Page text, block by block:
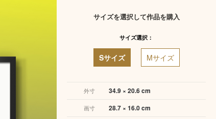
サイズを選択して作品を購入
サイズ選択：
Sサイズ Mサイズ
外寸 34.9 × 20.6 cm
画寸 28.7 × 16.0 cm